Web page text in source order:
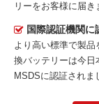
リーをお客様に届き
国際認証機関に
より高い標準で製
換バッテリーは今日
MSDSに認証されま